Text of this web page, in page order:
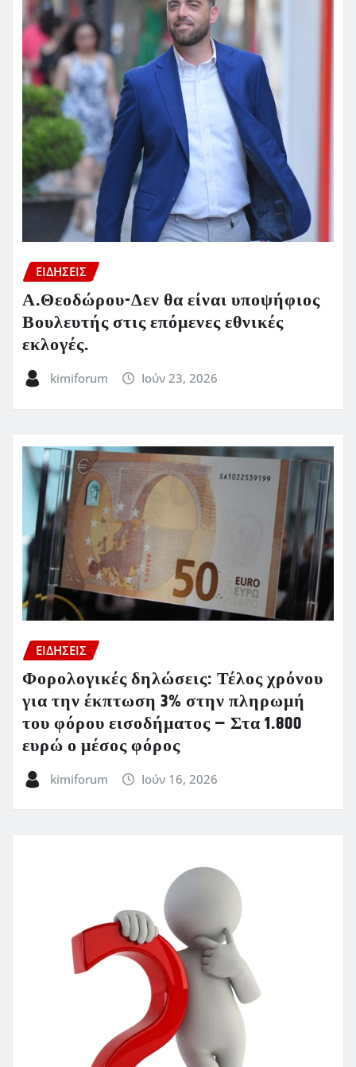
ΕΙΔΗΣΕΙΣ
Α.Θεοδώρου-Δεν θα είναι υποψήφιος
Βουλευτής στις επόμενες εθνικές
εκλογές.
kimiforum Ιούν 23, 2026
ΕΙΔΗΣΕΙΣ
Φορολογικές δηλώσεις: Τέλος χρόνου
για την έκπτωση 3% στην πληρωμή
του φόρου εισοδήματος – Στα 1.800
ευρώ ο μέσος φόρος
kimiforum Ιούν 16, 2026